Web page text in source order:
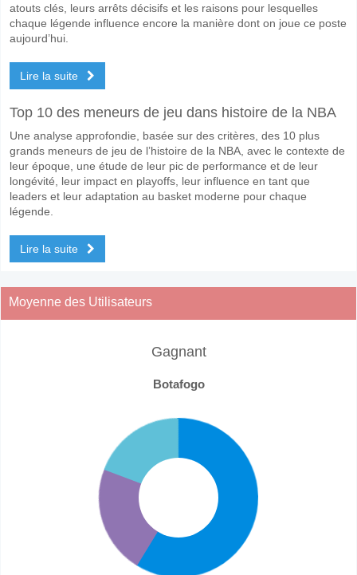
atouts clés, leurs arrêts décisifs et les raisons pour lesquelles
chaque légende influence encore la manière dont on joue ce poste
aujourd’hui.
Lire la suite
Top 10 des meneurs de jeu dans histoire de la NBA
Une analyse approfondie, basée sur des critères, des 10 plus
grands meneurs de jeu de l’histoire de la NBA, avec le contexte de
leur époque, une étude de leur pic de performance et de leur
longévité, leur impact en playoffs, leur influence en tant que
leaders et leur adaptation au basket moderne pour chaque
légende.
Lire la suite
Moyenne des Utilisateurs
Gagnant
Botafogo